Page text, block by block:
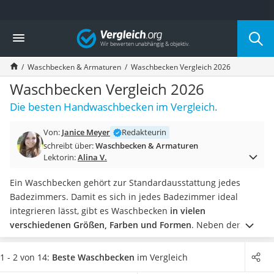
Die beliebtesten Vergleiche nach Kategorie
Wohnen
Matratzen-Topper
Matratzen
Konferenzlautsprecher
Tageslichtlampe
Badlüfter
Bürohocker
Außenleuchte mit Kamera
Akku-Tischlampe
Konferenzmikrofon
Klappmatratze
Duschkopf mit Kalkfilter
Aktenvernichter Sicherheitsstufe 4
Bettgitter
Vergleich
Waschbecken & Armaturen Waschbecken Vergleich 2026
Waschbecken Vergleich 2026
Die besten Handwaschbecken im Vergleich.
Von: Janice Meyer
Redakteurin
schreibt über:Waschbecken & Armaturen
Lektorin:Alina V.
Ein Waschbecken gehört zur Standardausstattung jedes
Badezimmers. Damit es sich in jedes Badezimmer ideal
integrieren lässt, gibt es Waschbecken in vielen
verschiedenen Größen, Farben und Formen. Neben der
Optik spielt auch die Ausstattung bei der Kaufentscheidung
sowie Tests im Internet eine wichtige Rolle. Eine Armatur und
1 - 2 von 14: Beste Waschbecken im Vergleich